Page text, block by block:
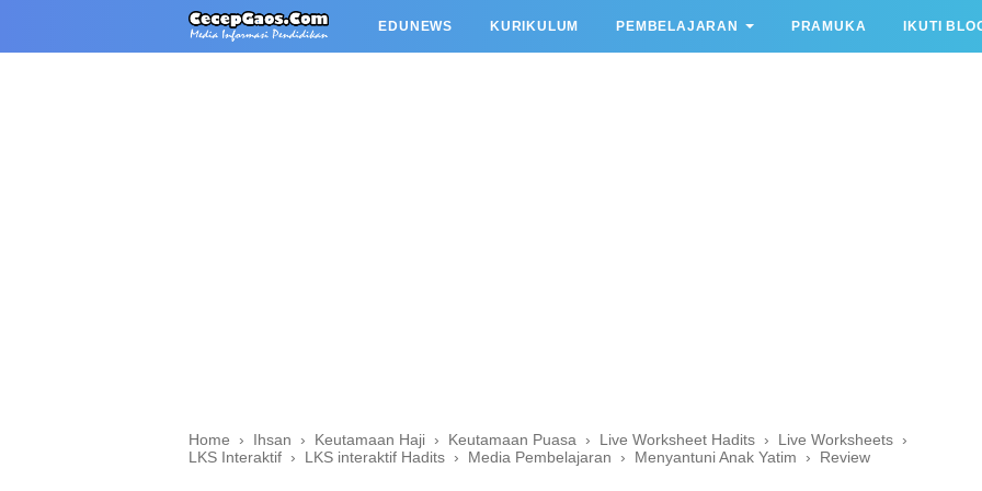
EDUNEWS KURIKULUM PEMBELAJARAN PRAMUKA IKUTI
Home › Ihsan › Keutamaan Haji › Keutamaan Puasa › Live Worksheet Hadits › Live Worksheets ›
LKS Interaktif › LKS interaktif Hadits › Media Pembelajaran › Menyantuni Anak Yatim › Review